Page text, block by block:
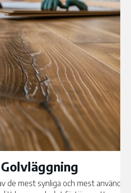
mest synliga och mest använda